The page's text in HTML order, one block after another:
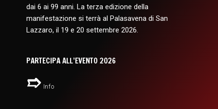
dai 6 ai 99 anni. La terza edizione della
manifestazione si terrà al Palasavena di San
Lazzaro, il 19 e 20 settembre 2026.
PARTECIPA ALL’EVENTO 2026
Info